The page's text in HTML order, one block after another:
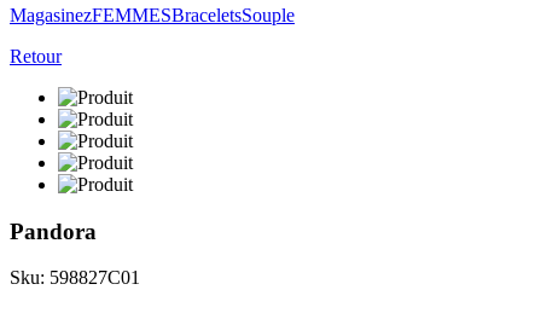
MagasinezFEMMESBraceletsSouple
Retour
Pandora
Sku: 598827C01